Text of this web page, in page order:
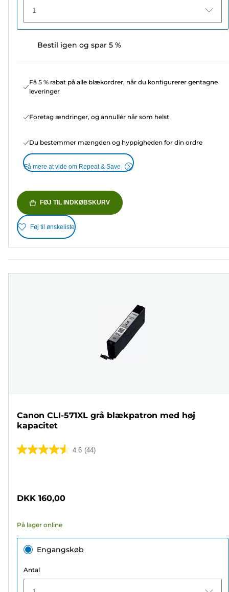
1
Bestil igen og spar 5 %
Få 5 % rabat på alle blækordrer, når du konfigurerer gentagne
leveringer
Foretag ændringer, og annullér når som helst
Du bestemmer mængden og hyppigheden for din ordre
Få mere at vide om Repeat & Save
FØJ TIL INDKØBSKURV
Føj til ønskeliste
Canon CLI-571XL grå blækpatron med høj
kapacitet
4.6 (44)
4.6
stjerner.
anmeldelser
DKK 160,00
På lager online
Engangskøb
Antal